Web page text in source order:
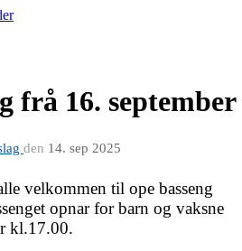
frå 16. september
den 14. sep 2025
velkommen til ope basseng
opnar for barn og vaksne
kl.17.00.